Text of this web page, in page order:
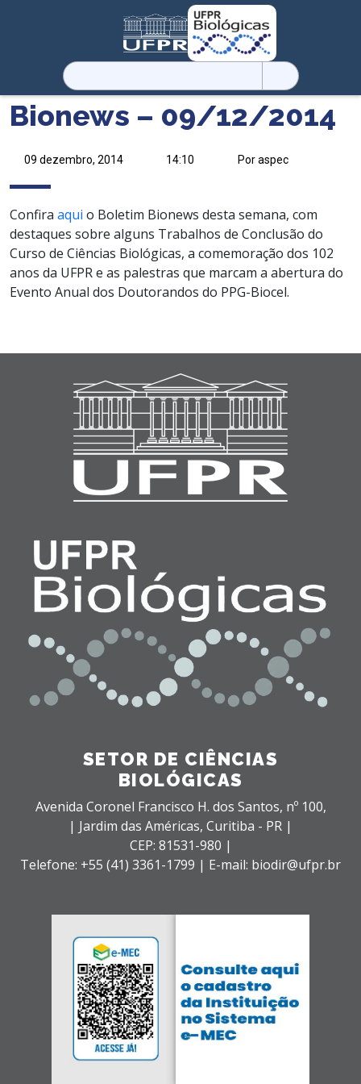
Pesquisar
por:
Bionews – 09/12/2014
09 dezembro, 2014 14:10 Por aspec
Confira aqui o Boletim Bionews desta semana, com
destaques sobre alguns Trabalhos de Conclusão do
Curso de Ciências Biológicas, a comemoração dos 102
anos da UFPR e as palestras que marcam a abertura do
Evento Anual dos Doutorandos do PPG-Biocel.
SETOR DE CIÊNCIAS
BIOLÓGICAS
Avenida Coronel Francisco H. dos Santos, nº 100,
| Jardim das Américas, Curitiba - PR |
CEP: 81531-980 |
Telefone: +55 (41) 3361-1799 | E-mail: biodir@ufpr.br